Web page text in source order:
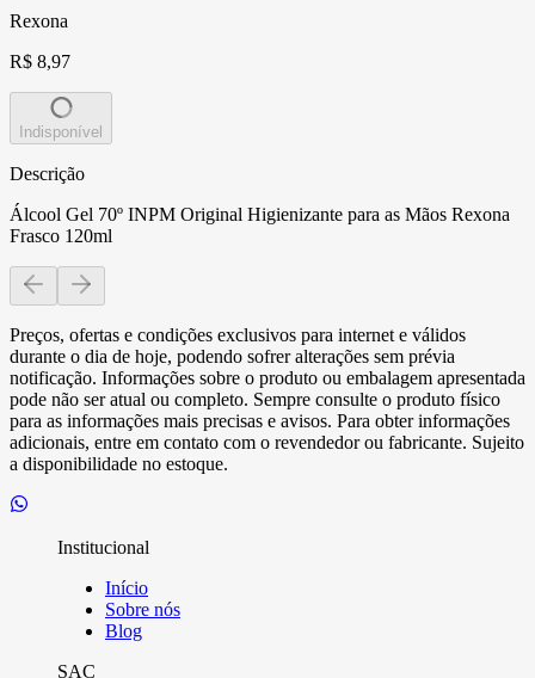
Rexona
R$ 8,97
Indisponível
Descrição
Álcool Gel 70º INPM Original Higienizante para as Mãos Rexona
Frasco 120ml
Preços, ofertas e condições exclusivos para internet e válidos
durante o dia de hoje, podendo sofrer alterações sem prévia
notificação. Informações sobre o produto ou embalagem apresentada
pode não ser atual ou completo. Sempre consulte o produto físico
para as informações mais precisas e avisos. Para obter informações
adicionais, entre em contato com o revendedor ou fabricante. Sujeito
a disponibilidade no estoque.
Institucional
Início
Sobre nós
Blog
SAC